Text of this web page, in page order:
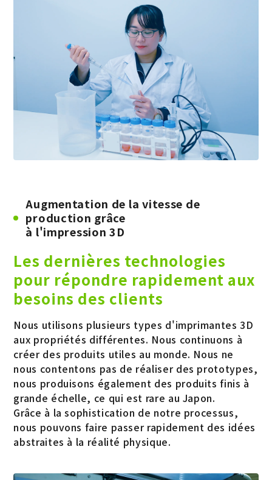
Augmentation de la vitesse de
production grâce
à l'impression 3D
Les dernières technologies
pour répondre rapidement aux
besoins des clients
Nous utilisons plusieurs types d'imprimantes 3D
aux propriétés différentes. Nous continuons à
créer des produits utiles au monde. Nous ne
nous contentons pas de réaliser des prototypes,
nous produisons également des produits finis à
grande échelle, ce qui est rare au Japon.
Grâce à la sophistication de notre processus,
nous pouvons faire passer rapidement des idées
abstraites à la réalité physique.